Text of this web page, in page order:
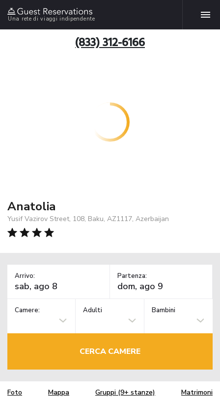
Una rete di viaggi indipendente
(833) 312-6166
Anatolia
Yusif Vazirov Street, 108, Baku, AZ1117, Azerbaijan
Arrivo: Partenza:
Camere: Adulti Bambini
CERCA CAMERE
Foto Mappa Gruppi (9+ stanze) Matrimoni